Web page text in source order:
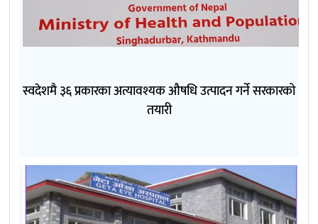
स्वदेशमै ३६ प्रकारका अत्यावश्यक औषधि उत्पादन गर्ने सरकारको
तयारी